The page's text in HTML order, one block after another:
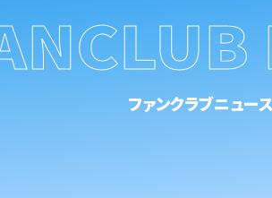
ファンクラブニュース